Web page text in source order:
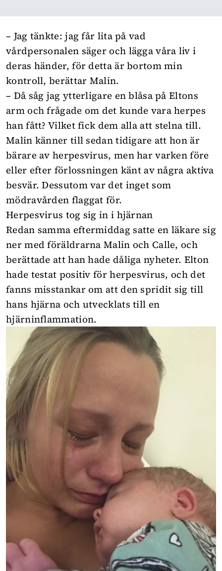
– Jag tänkte: jag får lita på vad
vårdpersonalen säger och lägga våra liv i
deras händer, för detta är bortom min
kontroll, berättar Malin.
– Då såg jag ytterligare en blåsa på Eltons
arm och frågade om det kunde vara herpes
han fått? Vilket fick dem alla att stelna till.
Malin känner till sedan tidigare att hon är
bärare av herpesvirus, men har varken före
eller efter förlossningen känt av några aktiva
besvär. Dessutom var det inget som
mödravården flaggat för.
Herpesvirus tog sig in i hjärnan
Redan samma eftermiddag satte en läkare sig
ner med föräldrarna Malin och Calle, och
berättade att han hade dåliga nyheter. Elton
hade testat positiv för herpesvirus, och det
fanns misstankar om att den spridit sig till
hans hjärna och utvecklats till en
hjärninflammation.